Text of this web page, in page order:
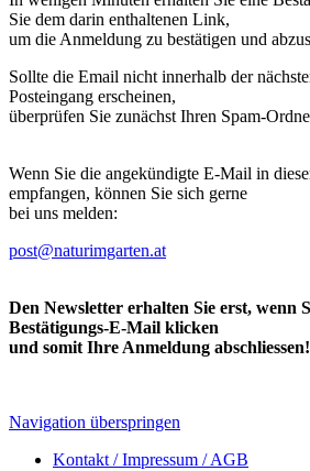
Sie dem darin enthaltenen Link,
um die Anmeldung zu bestätigen und
Sollte die Email nicht innerhalb der
Posteingang erscheinen,
überprüfen Sie zunächst Ihren Spam-
Wenn Sie die angekündigte E-Mail in
empfangen, können Sie sich gerne
bei uns melden:
post@naturimgarten.at
Den Newsletter erhalten Sie erst, wenn
Bestätigungs-E-Mail klicken
und somit Ihre Anmeldung abschliessen!
Navigation überspringen
Kontakt / Impressum / AGB